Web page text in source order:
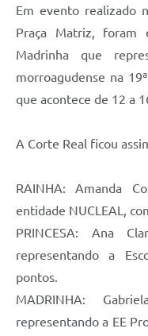
Em evento realizado
Praça Matriz, foram
Madrinha que
morroagudense na
que acontece de 12 a
A Corte Real ficou
RAINHA: Amanda
entidade NUCLEAL,
PRINCESA: Ana
representando a
pontos.
MADRINHA:
representando a EE